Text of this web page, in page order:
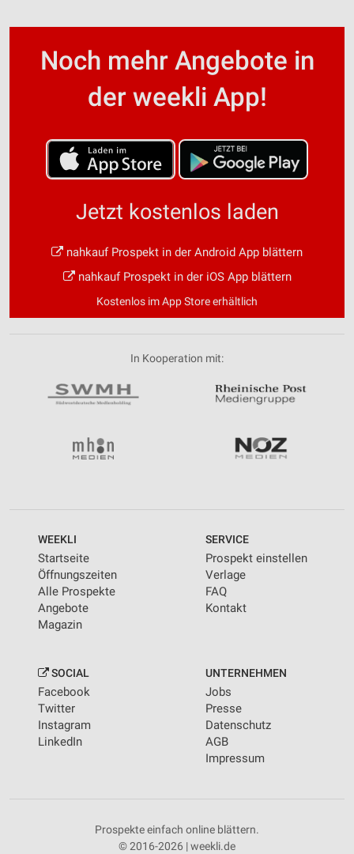
Noch mehr Angebote in
der weekli App!
Jetzt kostenlos laden
nahkauf Prospekt in der Android App blättern
nahkauf Prospekt in der iOS App blättern
Kostenlos im App Store erhältlich
In Kooperation mit:
WEEKLI
Startseite
Öffnungszeiten
Alle Prospekte
Angebote
Magazin
SERVICE
Prospekt einstellen
Verlage
FAQ
Kontakt
SOCIAL
Facebook
Twitter
Instagram
LinkedIn
UNTERNEHMEN
Jobs
Presse
Datenschutz
AGB
Impressum
Prospekte einfach online blättern.
© 2016-2026 | weekli.de